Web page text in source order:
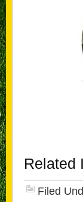
Related
Filed